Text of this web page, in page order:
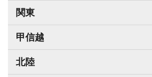
関東
甲信越
北陸